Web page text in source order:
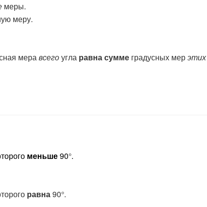
меры.
меру.
меравсегоугла равна сумме градусных мерэтих
меньше90°.
равна90°.